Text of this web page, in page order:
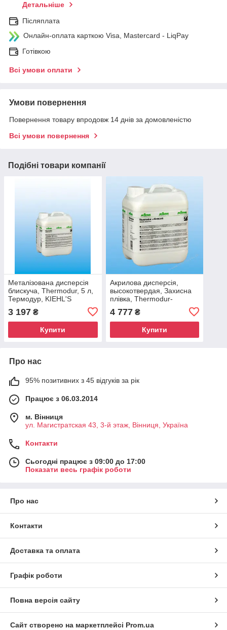
Детальніше
Післяплата
Онлайн-оплата карткою Visa, Mastercard - LiqPay
Готівкою
Всі умови оплати
Умови повернення
Повернення товару впродовж 14 днів за домовленістю
Всі умови повернення
Подібні товари компанії
Металізована дисперсія
блискуча, Thermodur, 5 л,
Термодур, KIEHL'S
3 197 ₴
Купити
Акрилова дисперсія,
высокотвердая, Захисна
плівка, Thermodur-
4 777₴
Купити
Про нас
95% позитивних з 45 відгуків за рік
Працює з 06.03.2014
м. Вінниця
ул. Магистратская 43, 3-й этаж, Вінниця, Україна
Контакти
Сьогодні працює з 09:00 до 17:00
Показати весь графік роботи
Про нас
Контакти
Доставка та оплата
Графік роботи
Повна версія сайту
Сайт створено на маркетплейсі Prom.ua